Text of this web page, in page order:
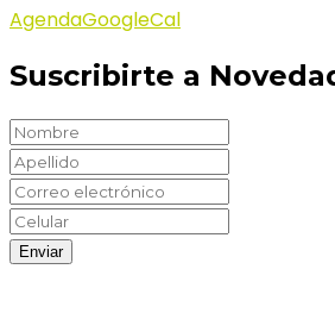
AgendaGoogleCal
Suscribirte a